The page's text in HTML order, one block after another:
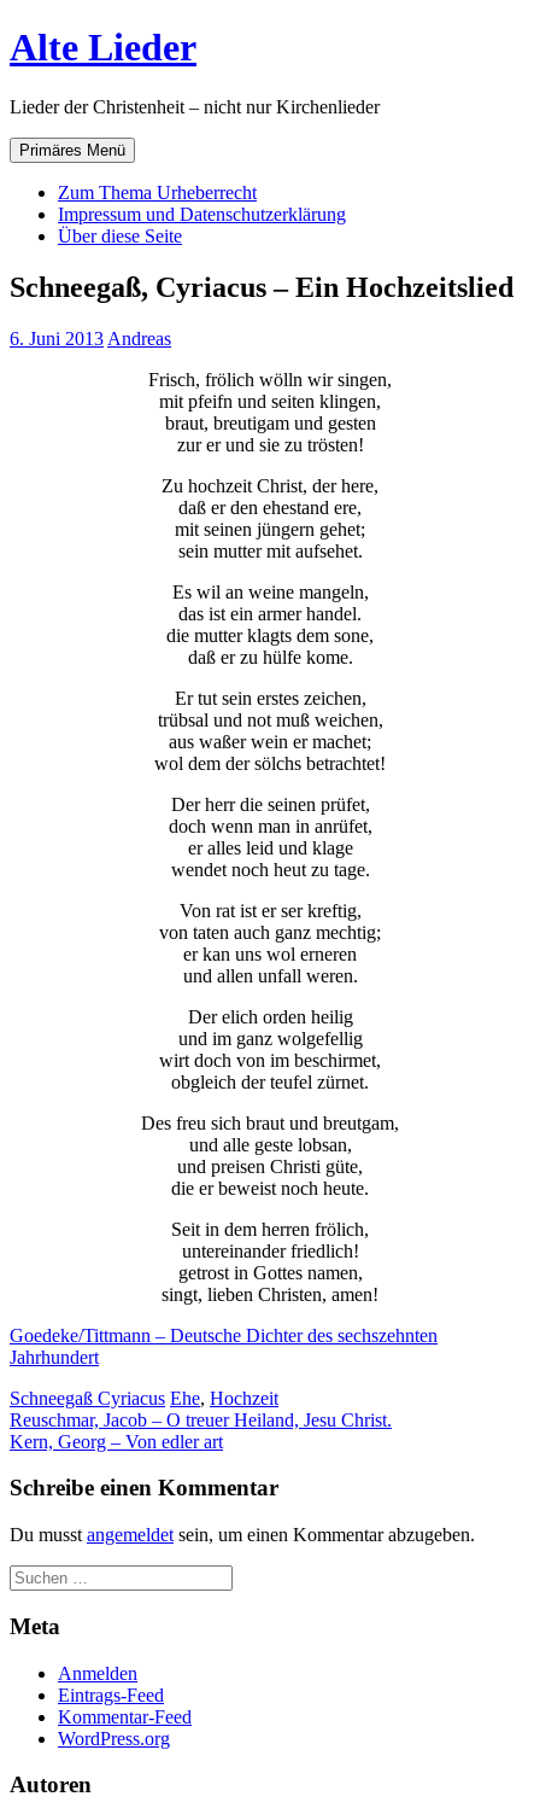
Zum
Inhalt
Alte Lieder
Lieder der Christenheit – nicht nur Kirchenlieder
Primäres Menü
Zum Thema Urheberrecht
Impressum und Datenschutzerklärung
Über diese Seite
Schneegaß, Cyriacus – Ein Hochzeitslied
6. Juni 2013 Andreas
Frisch, frölich wölln wir singen,
mit pfeifn und seiten klingen,
braut, breutigam und gesten
zur er und sie zu trösten!
Zu hochzeit Christ, der here,
daß er den ehestand ere,
mit seinen jüngern gehet;
sein mutter mit aufsehet.
Es wil an weine mangeln,
das ist ein armer handel.
die mutter klagts dem sone,
daß er zu hülfe kome.
Er tut sein erstes zeichen,
trübsal und not muß weichen,
aus waßer wein er machet;
wol dem der sölchs betrachtet!
Der herr die seinen prüfet,
doch wenn man in anrüfet,
er alles leid und klage
wendet noch heut zu tage.
Von rat ist er ser kreftig,
von taten auch ganz mechtig;
er kan uns wol erneren
und allen unfall weren.
Der elich orden heilig
und im ganz wolgefellig
wirt doch von im beschirmet,
obgleich der teufel zürnet.
Des freu sich braut und breutgam,
und alle geste lobsan,
und preisen Christi güte,
die er beweist noch heute.
Seit in dem herren frölich,
untereinander friedlich!
getrost in Gottes namen,
singt, lieben Christen, amen!
Goedeke/Tittmann – Deutsche Dichter des sechszehnten
Jahrhundert
Schneegaß Cyriacus Ehe, Hochzeit
Beitragsnavigation
Reuschmar, Jacob – O treuer Heiland, Jesu Christ.
Kern, Georg – Von edler art
Schreibe einen Kommentar
Du musst angemeldet sein, um einen Kommentar abzugeben.
Meta
Anmelden
Eintrags-Feed
Kommentar-Feed
WordPress.org
Autoren
Ihres Besuchs
so gut wie
funktioniert.
Wenn Sie
diese Cookies
verschwinden
Funktionen
von der
Website.
Indem Sie uns Ihre
Interessen und Ihr
Verhalten beim
Besuch unserer
erhöhen Sie die